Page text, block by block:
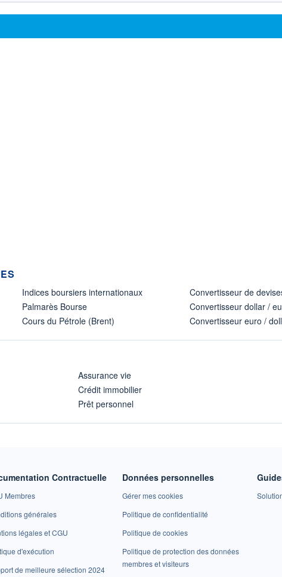
Indices boursiers internationaux
Palmarès Bourse
Cours du Pétrole (Brent)
Convertisseur de
Convertisseur dollar /
Convertisseur euro /
Assurance vie
Crédit immobilier
Prêt personnel
Contractuelle
Membres
générales
légales et CGU
d'exécution
de meilleure sélection 2024
Données personnelles
Gérer mes cookies
Politique de confidentialité
Politique de cookies
Politique de protection des données
membres et visiteurs